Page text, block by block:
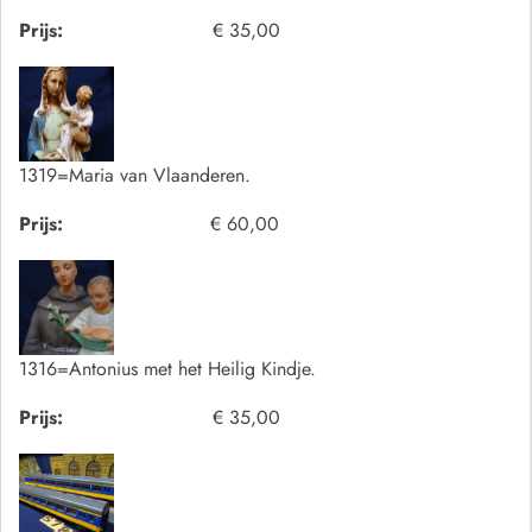
Prijs: € 35,00
1319=Maria van Vlaanderen.
Prijs:
€ 60,00
1316=Antonius met het Heilig Kindje.
Prijs:
€ 35,00